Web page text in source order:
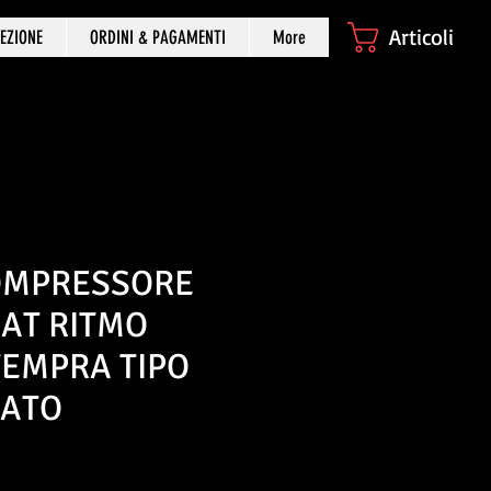
ORDINI & PAGAMENTI More Articoli
RITMO
TIPO